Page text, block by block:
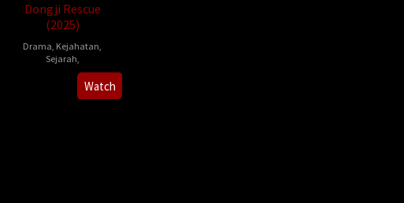
Dongji Rescue
(2025)
Drama, Kejahatan,
Sejarah,
2025-Watch